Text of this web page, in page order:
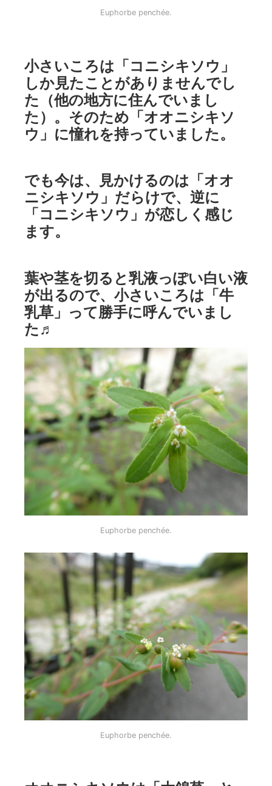
Euphorbe penchée.
小さいころは「コニシキソウ」
しか見たことがありませんでし
た（他の地方に住んでいまし
た）。そのため「オオニシキソ
ウ」に憧れを持っていました。
でも今は、見かけるのは「オオ
ニシキソウ」だらけで、逆に
「コニシキソウ」が恋しく感じ
ます。
葉や茎を切ると乳液っぽい白い液
が出るので、小さいころは「牛
乳草」って勝手に呼んでいまし
た♬
Euphorbe penchée.
Euphorbe penchée.